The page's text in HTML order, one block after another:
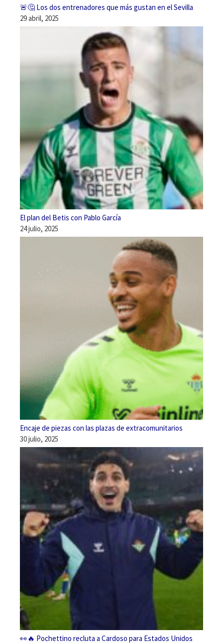
🚨🤔 Los dos entrenadores que más gustan en el Sevilla
29 abril, 2025
El plan del Betis con Pablo García
24 julio, 2025
Encaje de piezas con las plazas de extracomunitarios
30 julio, 2025
👀🔥 Pochettino recluta a Cardoso para Estados Unidos